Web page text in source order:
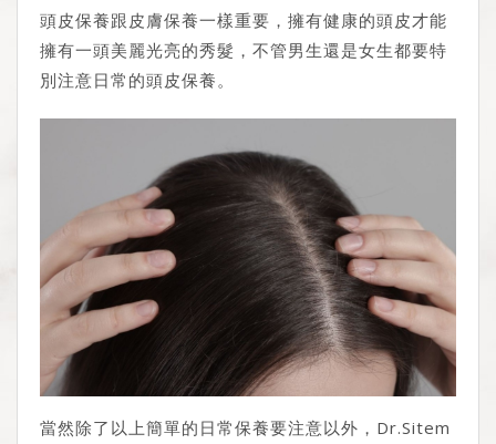
頭皮保養跟皮膚保養一樣重要，擁有健康的頭皮才能
擁有一頭美麗光亮的秀髮，不管男生還是女生都要特
別注意日常的頭皮保養。
當然除了以上簡單的日常保養要注意以外，Dr.Sitem